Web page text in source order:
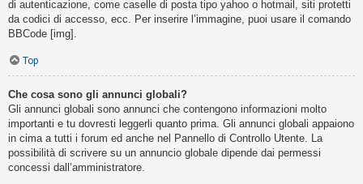
di autenticazione, come caselle di posta tipo yahoo o hotmail, siti protetti
da codici di accesso, ecc. Per inserire l’immagine, puoi usare il comando
BBCode [img].
Top
Che cosa sono gli annunci globali?
Gli annunci globali sono annunci che contengono informazioni molto
importanti e tu dovresti leggerli quanto prima. Gli annunci globali appaiono
in cima a tutti i forum ed anche nel Pannello di Controllo Utente. La
possibilità di scrivere su un annuncio globale dipende dai permessi
concessi dall’amministratore.